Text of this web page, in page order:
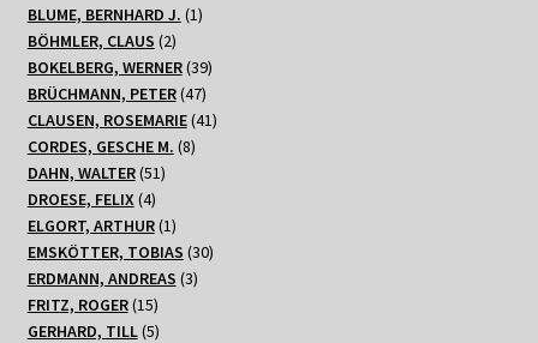
Produkte
BLUME, BERNHARD J. 11
BÖHMLER, CLAUS 22
Produkte
BOKELBERG, WERNER 3939
BRÜCHMANN, PETER 4747
Produkte
CLAUSEN, ROSEMARIE 4141
CORDES, GESCHE M. 88
DAHN, WALTER 5151
DROESE, FELIX 44
Produkte
ELGORT, ARTHUR 11
Produkt
EMSKÖTTER, TOBIAS 3030
ERDMANN, ANDREAS 33
FRITZ, ROGER 1515
Produkte
GERHARD, TILL 55